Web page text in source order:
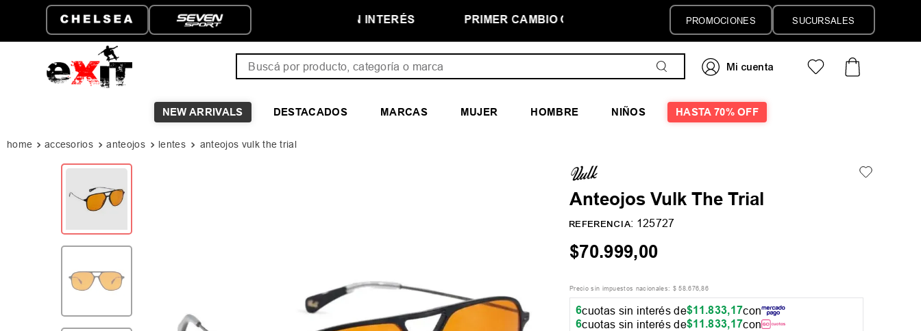
A PARTIR DE
HASTA 6 CUOTAS SIN INTERÉS PRIMER CAMBIO GRATIS PROMOCIONES SUCURSALES
NEW ARRIVALS DESTACADOS MARCAS MUJER HOMBRE NIÑOS HASTA 70% OFF
accesorios anteojos lentes anteojos vulk the trial
Anteojos Vulk The Trial
REFERENCIA: 125727
$70.999,00
Precio sin impuestos nacionales: $ 58.676,86
6cuotas sin interés de$11.833,17con
6cuotas sin interés de$11.833,17con